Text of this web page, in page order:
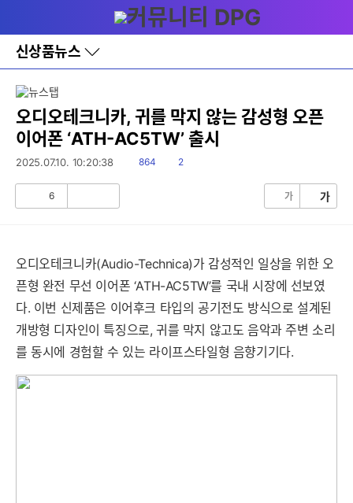
와
홈
신상품뉴스
바
로
레
이
어
토
오디오테크니카, 귀를 막지 않는 감성형 오픈
이어폰 ‘ATH-AC5TW’ 출시
2025.07.10. 10:20:38
읽
864
댓
2
6 가 가
오디오테크니카(Audio-Technica)가 감성적인 일상을 위한 오
픈형 완전 무선 이어폰 ‘ATH-AC5TW’를 국내 시장에 선보였
다. 이번 신제품은 이어후크 타입의 공기전도 방식으로 설계된
개방형 디자인이 특징으로, 귀를 막지 않고도 음악과 주변 소리
를 동시에 경험할 수 있는 라이프스타일형 음향기기다.
세부정보 열기/접기